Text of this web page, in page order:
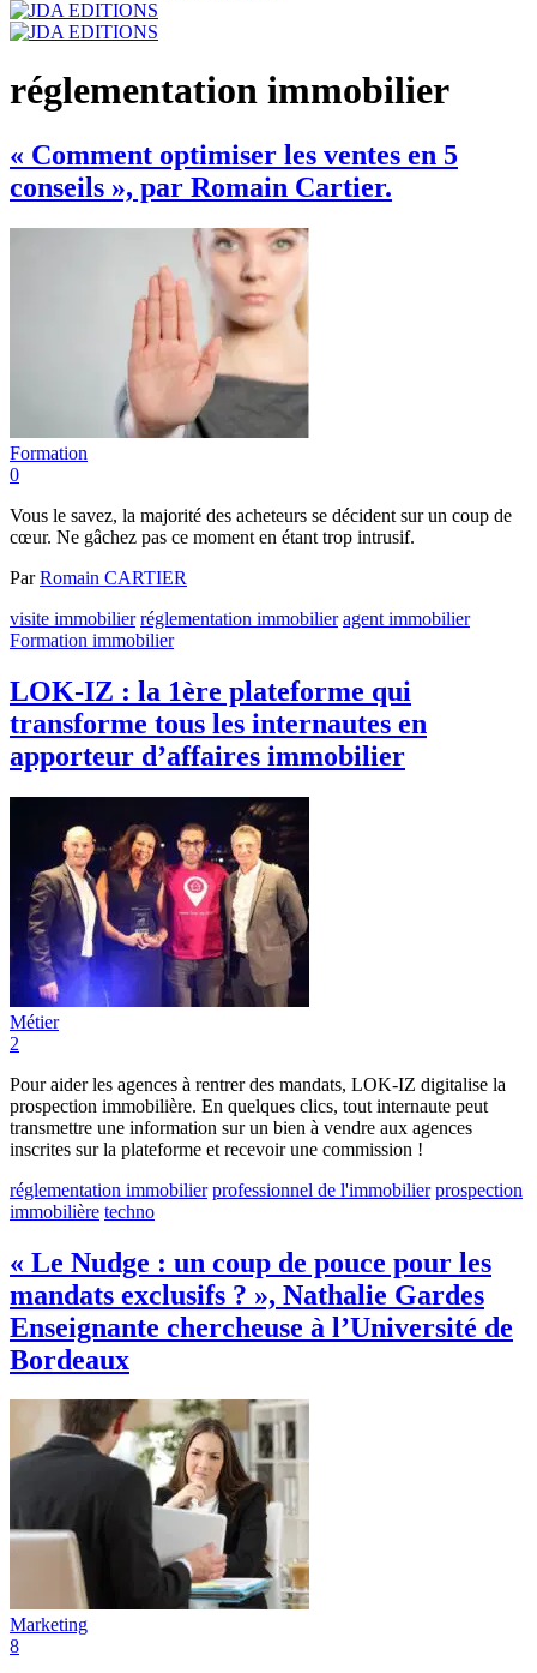
réglementation immobilier
« Comment optimiser les ventes en 5
conseils », par Romain Cartier.
Formation
0
Vous le savez, la majorité des acheteurs se décident sur un coup de
cœur. Ne gâchez pas ce moment en étant trop intrusif.
ParRomain CARTIER
visite immobilier réglementation immobilier agent immobilier
Formation immobilier
LOK-IZ : la 1ère plateforme qui
transforme tous les internautes en
apporteur d’affaires immobilier
Métier
2
Pour aider les agences à rentrer des mandats, LOK-IZ digitalise la
prospection immobilière. En quelques clics, tout internaute peut
transmettre une information sur un bien à vendre aux agences
inscrites sur la plateforme et recevoir une commission !
réglementation immobilier professionnel de l'immobilier prospection
immobilière techno
« Le Nudge : un coup de pouce pour les
mandats exclusifs ? », Nathalie Gardes
Enseignante chercheuse à l’Université de
Bordeaux
Marketing
8